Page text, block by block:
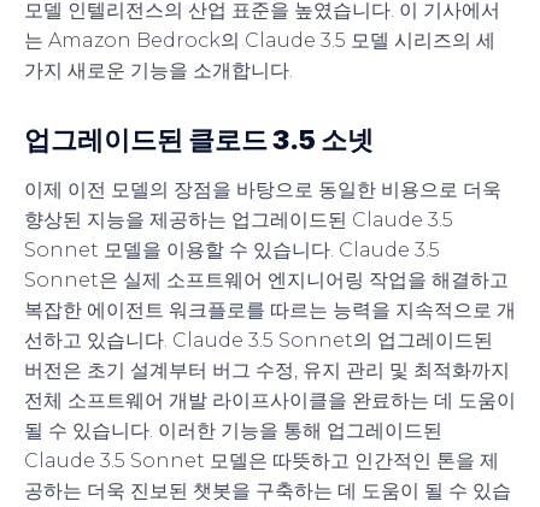
모델 인텔리전스의 산업 표준을 높였습니다. 이 기사에서
는 Amazon Bedrock의 Claude 3.5 모델 시리즈의 세
가지 새로운 기능을 소개합니다.
업그레이드된 클로드 3.5 소넷
이제 이전 모델의 장점을 바탕으로 동일한 비용으로 더욱
향상된 지능을 제공하는 업그레이드된 Claude 3.5
Sonnet 모델을 이용할 수 있습니다. Claude 3.5
Sonnet은 실제 소프트웨어 엔지니어링 작업을 해결하고
복잡한 에이전트 워크플로를 따르는 능력을 지속적으로 개
선하고 있습니다. Claude 3.5 Sonnet의 업그레이드된
버전은 초기 설계부터 버그 수정, 유지 관리 및 최적화까지
전체 소프트웨어 개발 라이프사이클을 완료하는 데 도움이
될 수 있습니다. 이러한 기능을 통해 업그레이드된
Claude 3.5 Sonnet 모델은 따뜻하고 인간적인 톤을 제
공하는 더욱 진보된 챗봇을 구축하는 데 도움이 될 수 있습